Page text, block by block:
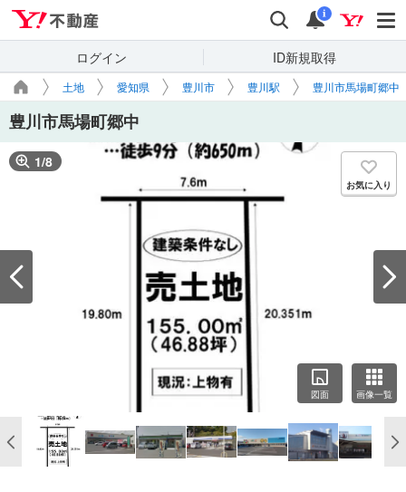
検索 通知
i
ログイン ID新規取得
土地 愛知県 豊川市 豊川駅 豊川市馬場町郷中
豊川市馬場町郷中
1/8
お気に入り
図面 画像一覧